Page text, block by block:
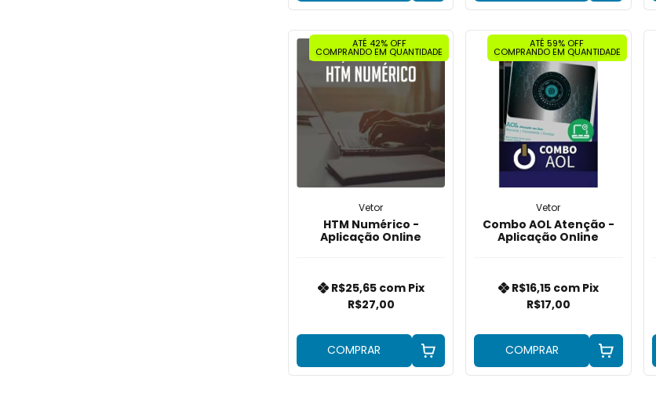
ATÉ 42% OFF
COMPRANDO EM QUANTIDADE
Vetor
HTM Numérico -
Aplicação Online
R$27,00
R$25,65 com Pix
COMPRAR
ATÉ 59% OFF
COMPRANDO EM QUANTIDADE
Vetor
Combo AOL Atenção -
Aplicação Online
R$17,00
R$16,15 com Pix
COMPRAR